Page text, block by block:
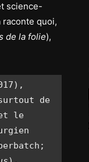
science-
raconte quoi,
de la folie),
le